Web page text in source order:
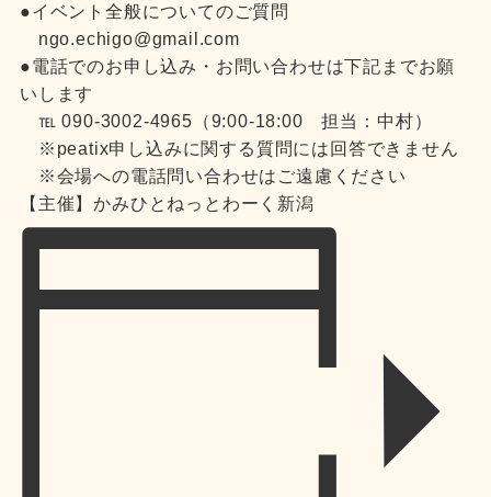
●イベント全般についてのご質問
ngo.echigo@gmail.com
●電話でのお申し込み・お問い合わせは下記までお願
いします
℡ 090-3002-4965（9:00-18:00 担当：中村）
※peatix申し込みに関する質問には回答できません
※会場への電話問い合わせはご遠慮ください
【主催】かみひとねっとわーく新潟